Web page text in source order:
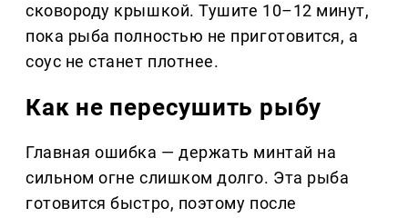
сковороду крышкой. Тушите 10–12 минут,
пока рыба полностью не приготовится, а
соус не станет плотнее.
Как не пересушить рыбу
Главная ошибка — держать минтай на
сильном огне слишком долго. Эта рыба
готовится быстро, поэтому после